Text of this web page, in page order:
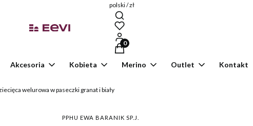
polski / zł
Produkty w koszyku: 0. Zobacz szczegóły
Akcesoria Kobieta Merino Outlet Kontakt
welurowa w paseczki granat i biały
PPHU EWA BARANIK SP.J.